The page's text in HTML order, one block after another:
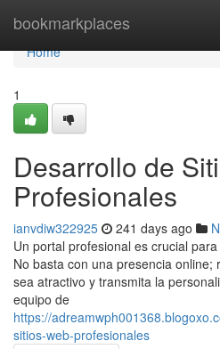
bookmarkplaces
Home
Home
1
Desarrollo de
Profesionales
ianvdiw322925 241 days ago
Un portal profesional es crucial
No basta con una presencia
sea atractivo y transmita la
equipo de
https://
sitios-web-profesionales